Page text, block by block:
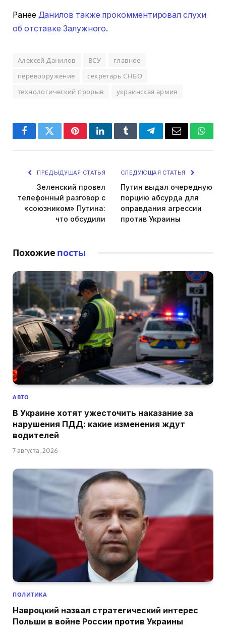
Ранее Данилов также прокомментировал слухи
об отставке Залужного.
Алексей Данилов ВСУ
главное
перевооружение
секретарь СНБО
технологический прорыв
украинская армия
FacebookTwitterPinterestLinkedInTumblrTelegramEmail
ПРЕДЫДУЩАЯ СТАТЬЯ
Зеленский провел
телефонный разговор с
«союзником» Путина:
что обсудили
СЛЕДУЮЩАЯ СТАТЬЯ
Путин выдал очередную
порцию абсурда для
оправдания агрессии
против Украины
Похожие посты
АВТО
В Украине хотят ужесточить наказание за
нарушения ПДД: какие изменения ждут
водителей
7 августа, 2026
ПОЛИТИКА
Навроцкий назвал стратегический интерес
Польши в войне России против Украины